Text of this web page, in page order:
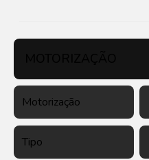
Motorização
Tipo